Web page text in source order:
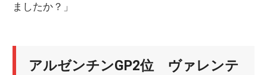
ましたか？」
アルゼンチンGP2位 ヴァレンテ